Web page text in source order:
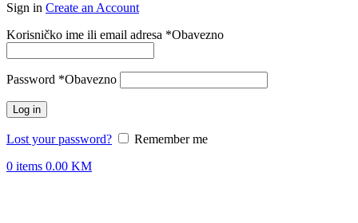
Sign in Create an Account
Korisničko ime ili email adresa *Obavezno
Password *Obavezno
Log in
Lost your password?
Remember me
0 items 0.00 KM